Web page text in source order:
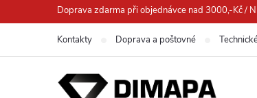
na
Doprava zdarma při objednávce nad 3000,-Kč /
Kontakty Doprava a poštovné